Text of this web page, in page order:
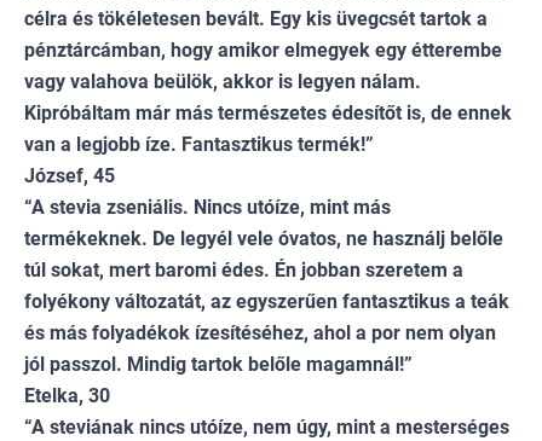
célra és tökéletesen bevált. Egy kis üvegcsét tartok a
pénztárcámban, hogy amikor elmegyek egy étterembe
vagy valahova beülök, akkor is legyen nálam.
Kipróbáltam már más természetes édesítőt is, de ennek
van a legjobb íze. Fantasztikus termék!”
József, 45
“A stevia zseniális. Nincs utóíze, mint más
termékeknek. De legyél vele óvatos, ne használj belőle
túl sokat, mert baromi édes. Én jobban szeretem a
folyékony változatát, az egyszerűen fantasztikus a teák
és más folyadékok ízesítéséhez, ahol a por nem olyan
jól passzol. Mindig tartok belőle magamnál!”
Etelka, 30
“A steviának nincs utóíze, nem úgy, mint a mesterséges